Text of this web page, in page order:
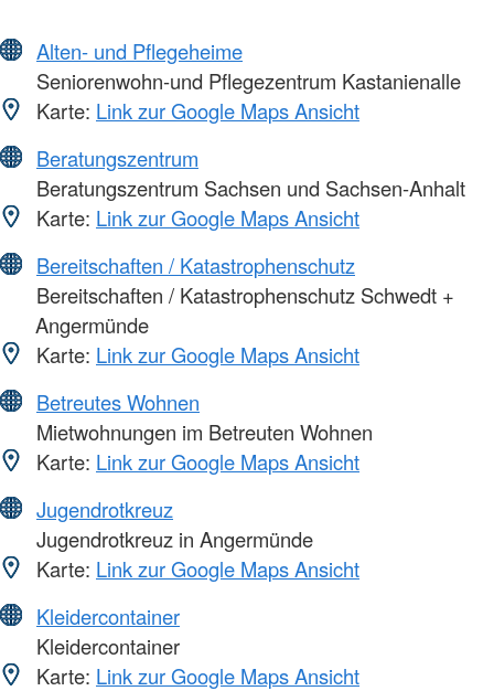
Alten- und Pflegeheime
Seniorenwohn-und Pflegezentrum Kastanienalle
Karte: Link zur Google Maps Ansicht
Beratungszentrum
Beratungszentrum Sachsen und Sachsen-Anhalt
Karte: Link zur Google Maps Ansicht
Bereitschaften / Katastrophenschutz
Bereitschaften / Katastrophenschutz Schwedt +
Angermünde
Karte: Link zur Google Maps Ansicht
Betreutes Wohnen
Mietwohnungen im Betreuten Wohnen
Karte: Link zur Google Maps Ansicht
Jugendrotkreuz
Jugendrotkreuz in Angermünde
Karte: Link zur Google Maps Ansicht
Kleidercontainer
Kleidercontainer
Karte: Link zur Google Maps Ansicht